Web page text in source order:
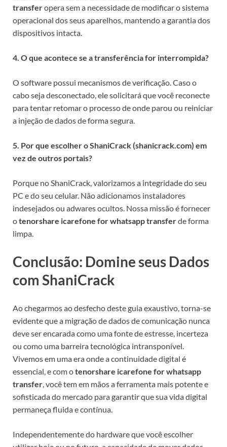
transferopera sem a necessidade de modificar o sistema
operacional dos seus aparelhos, mantendo a garantia dos
dispositivos intacta.
4. O que acontece se a transferência for interrompida?
O software possui mecanismos de verificação. Caso o
cabo seja desconectado, ele solicitará que você reconecte
para tentar retomar o processo de onde parou ou reiniciar
a injeção de dados de forma segura.
5. Por que escolher o ShaniCrack (shanicrack.com) em
vez de outros portais?
Porque no ShaniCrack, valorizamos a integridade do seu
PC e do seu celular. Não adicionamos instaladores
indesejados ou adwares ocultos. Nossa missão é fornecer
otenorshare icarefone for whatsapp transferde forma
limpa.
Conclusão: Domine seus Dados
com ShaniCrack
Ao chegarmos ao desfecho deste guia exaustivo, torna-se
evidente que a migração de dados de comunicação nunca
deve ser encarada como uma fonte de estresse, incerteza
ou como uma barreira tecnológica intransponível.
Vivemos em uma era onde a continuidade digital é
essencial, e com otenorshare icarefone for whatsapp
transfer, você tem em mãos a ferramenta mais potente e
sofisticada do mercado para garantir que sua vida digital
permaneça fluida e contínua.
Independentemente do hardware que você escolher